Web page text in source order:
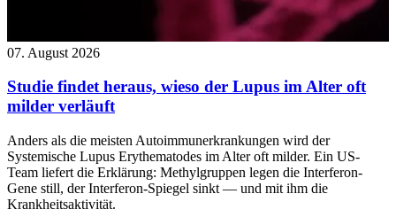
07. August 2026
Studie findet heraus, wieso der Lupus im Alter oft
milder verläuft
Anders als die meisten Autoimmunerkrankungen wird der
Systemische Lupus Erythematodes im Alter oft milder. Ein US-
Team liefert die Erklärung: Methylgruppen legen die Interferon-
Gene still, der Interferon-Spiegel sinkt — und mit ihm die
Krankheitsaktivität.